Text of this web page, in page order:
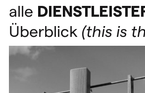
alle
Überblick (this is